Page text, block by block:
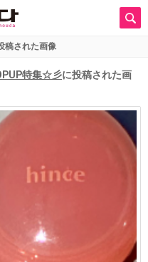
稿された画像
特集☆彡に投稿された画